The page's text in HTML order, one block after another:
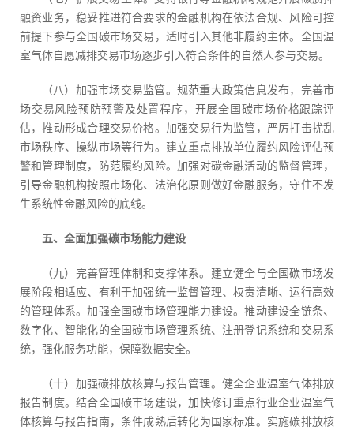
融资业务，稳妥推进符合要求的金融机构在依法合规、风险可控
前提下参与全国碳市场交易，适时引入其他非履约主体。全国温
室气体自愿减排交易市场逐步引入符合条件的自然人参与交易。
（八）加强市场交易监管。规范重大政策信息发布，完善市
场交易风险预防预警及处置程序，开展全国碳市场价格跟踪评
估，推动形成合理交易价格。加强交易行为监管，严厉打击扰乱
市场秩序、操纵市场等行为。建立重点排放单位履约风险评估预
警和管理制度，防范履约风险。加强对碳金融活动的监督管理，
引导金融机构按照市场化、法治化原则做好金融服务，守住不发
生系统性金融风险的底线。
五、全面加强碳市场能力建设
（九）完善管理体制和支撑体系。建立健全与全国碳市场发
展阶段相适应、有利于加强统一监督管理、权责清晰、运行高效
的管理体系。加强全国碳市场管理能力建设。推动建设全链条、
数字化、智能化的全国碳市场管理系统、注册登记系统和交易系
统，强化服务功能，保障数据安全。
（十）加强碳排放核算与报告管理。健全企业温室气体排放
报告制度。结合全国碳市场建设，加快修订重点行业企业温室气
体核算与报告指南，条件成熟后转化为国家标准。实施碳排放核